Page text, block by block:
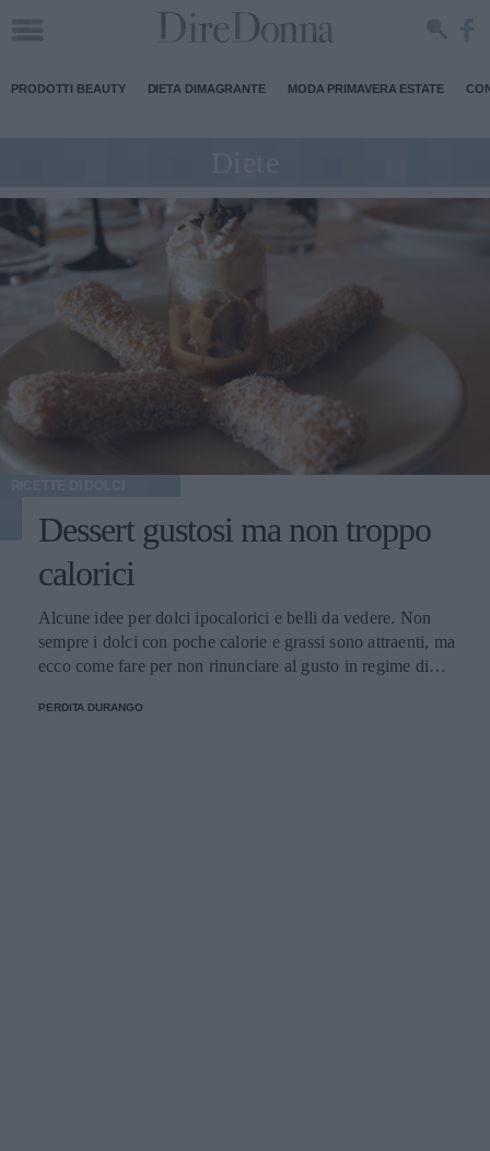
PRODOTTI BEAUTY DIETA DIMAGRANTE MODA PRIMAVERA ESTATE
Dessert gustosi ma non troppo
calorici
Alcune idee per dolci ipocalorici e belli da vedere. Non
sempre i dolci con poche calorie e grassi sono attraenti, ma
ecco come fare per non rinunciare al gusto in regime di
PERDITA DURANGO